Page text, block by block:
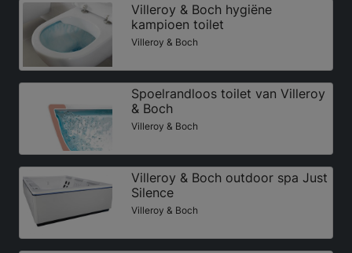
Villeroy & Boch hygiëne
kampioen toilet
Villeroy & Boch
Spoelrandloos toilet van Villeroy
& Boch
Villeroy & Boch
Villeroy & Boch outdoor spa Just
Silence
Villeroy & Boch